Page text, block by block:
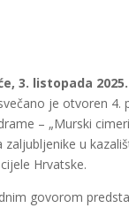
3. listopada 2025.
je otvoren 4.
– „Murski
u
Hrvatske.
govorom